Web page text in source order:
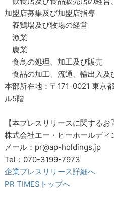
加盟店募集及び加盟店指導
養鶏場及び牧場の経営
漁業
農業
食鳥の処理、加工及び販売
食品の加工、流通、輸出入及
本部所在地：〒171-0021 東京
ル5階
【本プレスリリースに関するお
株式会社エー・ピーホールデ
メール：pr@ap-holdings.jp
Tel：070-3199-7973
企業プレスリリース詳細へ
PR TIMESトップへ